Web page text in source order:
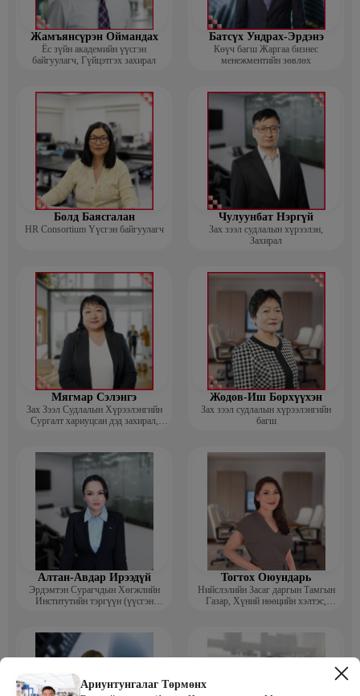
Ариунтунгалаг Төрмөнх
Жамъянсүрэн Оймандах
Ёс зүйн академийн үүсгэн
байгуулагч, Гүйцэтгэх захирал
Батсүх Ундрах-Эрдэнэ
Көүч багш Жаргаа бизнес
менежментийн зөвлөх
Болд Баясгалан
HR Consortium Үүсгэн байгуулагч
Чулуунбат Нэргүй
Зах зээл судлалын хүрээлэн,
Захирал
Мягмар Сэлэнгэ
Зах Зээл Судлалын Хүрээлэнгийн
Сургалт хариуцсан дэд захирал,
Жодов-Иш Борхүүхэн
Зах зээл судлалын хүрээлэнгийн
багш
Алтан-Авдар Ирээдүй
Эрдэмтэн Сурагчдын Хөгжлийн
Институтийн тэргүүн (үүсгэн
Тогтох Оюундарь
Нийслэлийн Засаг даргын Тамгын
Газар, Хүний нөөцийн хэлтэс,